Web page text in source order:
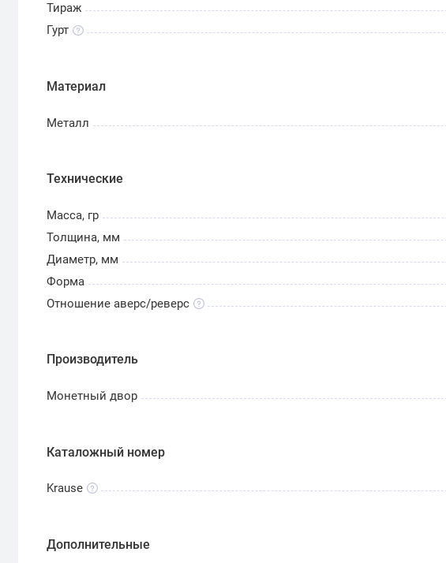
Тираж
Гурт
Материал
Металл
Технические
Масса, гр
Толщина, мм
Диаметр, мм
Форма
Отношение аверс/реверс
Производитель
Монетный двор
Каталожный номер
Krause
Дополнительные